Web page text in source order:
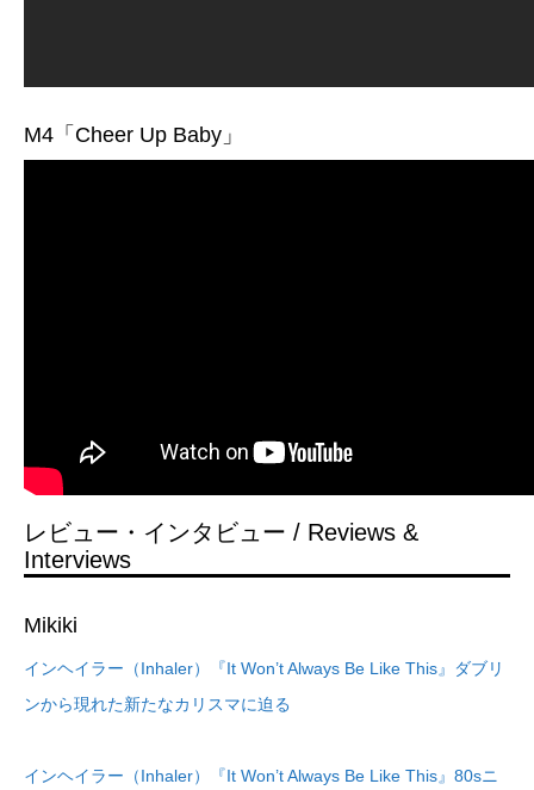
M4「Cheer Up Baby」
レビュー・インタビュー / Reviews &
Interviews
Mikiki
インヘイラー（Inhaler）『It Won’t Always Be Like This』ダブリ
ンから現れた新たなカリスマに迫る
インヘイラー（Inhaler）『It Won’t Always Be Like This』80sニ